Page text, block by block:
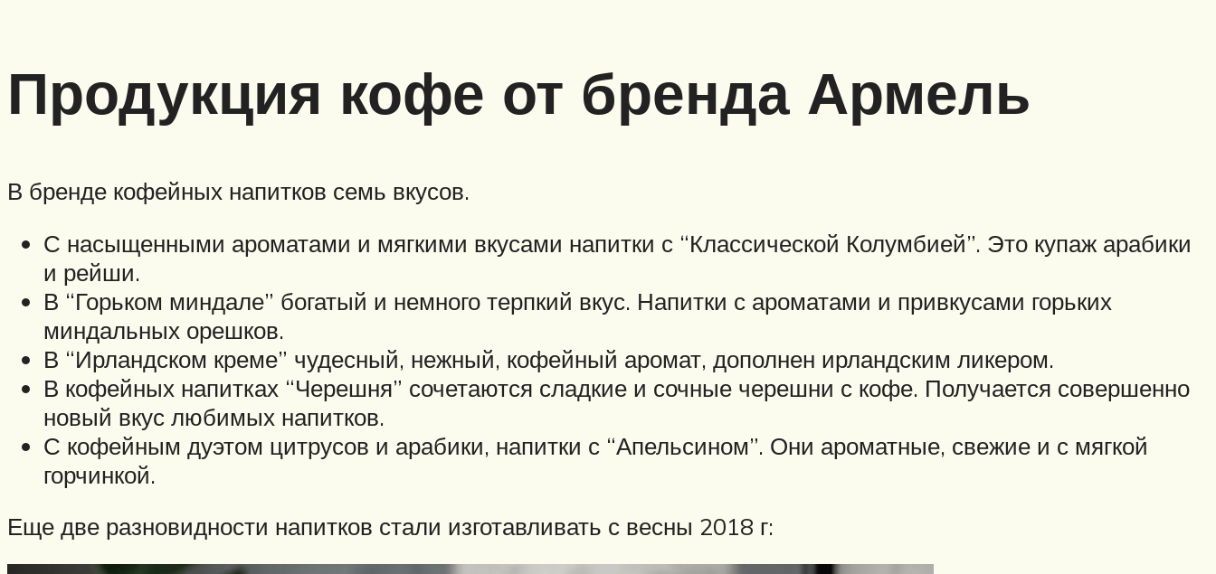
Продукция кофе от бренда Армель
В бренде кофейных напитков семь вкусов.
С насыщенными ароматами и мягкими вкусами напитки с “Классической Колумбией”. Это купаж арабики
и рейши.
В “Горьком миндале” богатый и немного терпкий вкус. Напитки с ароматами и привкусами горьких
миндальных орешков.
В “Ирландском креме” чудесный, нежный, кофейный аромат, дополнен ирландским ликером.
В кофейных напитках “Черешня” сочетаются сладкие и сочные черешни с кофе. Получается совершенно
новый вкус любимых напитков.
С кофейным дуэтом цитрусов и арабики, напитки с “Апельсином”. Они ароматные, свежие и с мягкой
горчинкой.
Еще две разновидности напитков стали изготавливать с весны 2018 г: